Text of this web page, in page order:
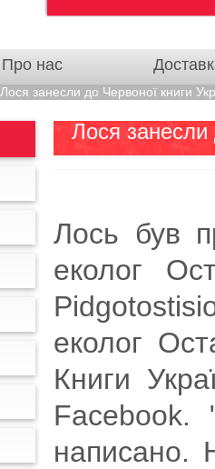
Про нас
Лося занесли до Червоної книги
Лося занесли
Лось був
еколог
еколог
Книги
Facebook.
написано.